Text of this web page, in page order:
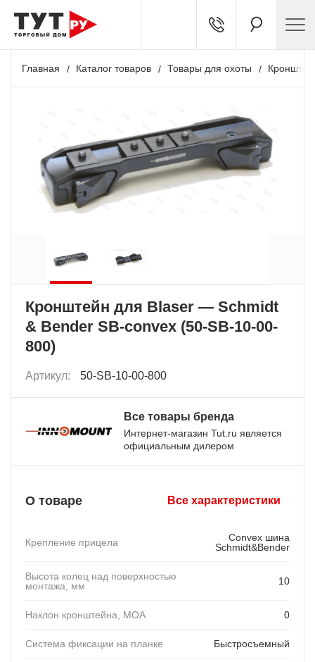
Главная Каталог товаров Товары для охоты
Кронштейн для Blaser — Schmidt
& Bender SB-сonvex (50-SB-10-00-
800)
Артикул: 50-SB-10-00-800
Все товары бренда
Интернет-магазин Tut.ru является
официальным дилером
О товаре Все характеристики
Крепление прицела
Convex шина
Schmidt&Bender
Высота колец над поверхностью
монтажа, мм
10
Наклон кронштейна, MOA 0
Система фиксации на планке Быстросъемный